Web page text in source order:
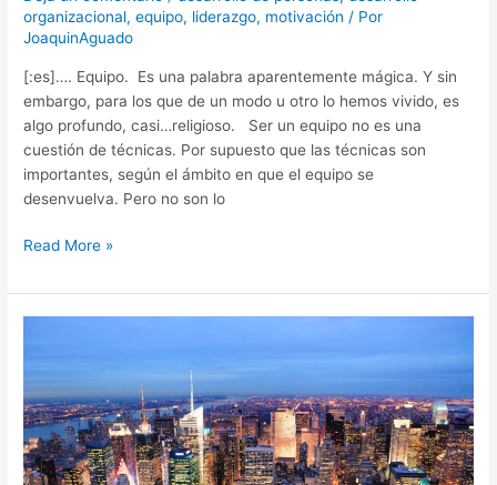
organizacional,equipo, liderazgo, motivación / Por
JoaquinAguado
[:es]…. Equipo. Es una palabra aparentemente mágica. Y sin
embargo, para los que de un modo u otro lo hemos vivido, es
algo profundo, casi…religioso. Ser un equipo no es una
cuestión de técnicas. Por supuesto que las técnicas son
importantes, según el ámbito en que el equipo se
desenvuelva. Pero no son lo
Read More »
mejorar
nuestros
cuadros
de